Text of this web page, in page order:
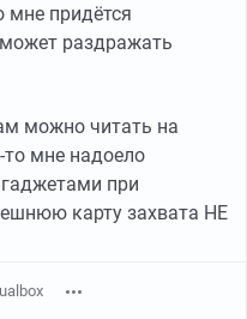
мне придётся
раздражать
можно читать на
мне надоело
при
карту захвата НЕ